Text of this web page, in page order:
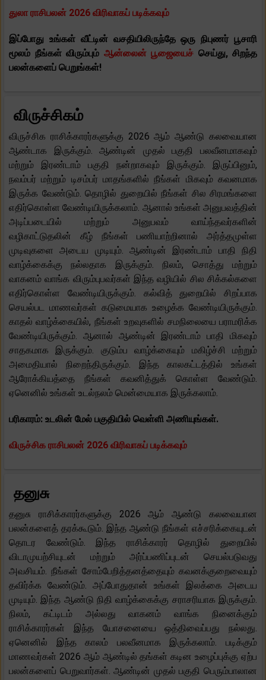
துலா ராசிபலன் 2026 விரிவாகப் படிக்கவும்
இப்போது உங்கள் வீட்டின் வசதியிலிருந்தே ஒரு நிபுணர் பூசாரி
மூலம் நீங்கள் விரும்பும் ஆன்லைன் பூஜையைச் செய்து, சிறந்த
பலன்களைப் பெறுங்கள்!
விருச்சிகம்
விருச்சிக ராசிக்காரர்களுக்கு 2026 ஆம் ஆண்டு கலவையான
ஆண்டாக இருக்கும். ஆண்டின் முதல் பகுதி பலவீனமாகவும்
மற்றும் இரண்டாம் பகுதி நன்றாகவும் இருக்கும். இருப்பினும்,
நவம்பர் மற்றும் டிசம்பர் மாதங்களில் நீங்கள் மிகவும் கவனமாக
இருக்க வேண்டும். தொழில் துறையில் நீங்கள் சில சிரமங்களை
எதிர்கொள்ள வேண்டியிருக்கலாம். ஆனால் உங்கள் அனுபவத்தின்
அடிப்படையில் மற்றும் அனுபவம் வாய்ந்தவர்களின்
வழிகாட்டுதலின் கீழ் நீங்கள் பணியாற்றினால் அர்த்தமுள்ள
முடிவுகளை அடைய முடியும். ஆண்டின் இரண்டாம் பாதி நிதி
வாழ்க்கைக்கு நல்லதாக இருக்கும். நிலம், சொத்து மற்றும்
வாகனம் வாங்க விரும்புபவர்கள் இந்த வழியில் சில சிக்கல்களை
எதிர்கொள்ள வேண்டியிருக்கும். கல்வித் துறையில் சிறப்பாக
செயல்பட மாணவர்கள் கடுமையாக உழைக்க வேண்டியிருக்கும்.
காதல் வாழ்க்கையில், நீங்கள் உறவுகளில் சமநிலையை பராமரிக்க
வேண்டியிருக்கும். ஆனால் ஆண்டின் இரண்டாம் பாதி மிகவும்
சாதகமாக இருக்கும். குடும்ப வாழ்க்கையும் மகிழ்ச்சி மற்றும்
அமைதியால் நிறைந்திருக்கும். இந்த காலகட்டத்தில் உங்கள்
ஆரோக்கியத்தை நீங்கள் கவனித்துக் கொள்ள வேண்டும்.
ஏனெனில் உங்கள் உடல்நலம் மென்மையாக இருக்கலாம்.
பரிகாரம்: உடலின் மேல் பகுதியில் வெள்ளி அணியுங்கள்.
விருச்சிக ராசிபலன் 2026 விரிவாகப் படிக்கவும்
தனுசு
தனுசு ராசிக்காரர்களுக்கு 2026 ஆம் ஆண்டு கலவையான
பலன்களைத் தரக்கூடும். இந்த ஆண்டு நீங்கள் எச்சரிக்கையுடன்
தொடர வேண்டும். இந்த ராசிக்காரர் தொழில் துறையில்
விடாமுயற்சியுடன் மற்றும் அர்ப்பணிப்புடன் செயல்படுவது
அவசியம். நீங்கள் சோம்பேறித்தனத்தையும் கவனக்குறைவையும்
தவிர்க்க வேண்டும். அப்போதுதான் உங்கள் இலக்கை அடைய
முடியும். இந்த ஆண்டு நிதி வாழ்க்கைக்கு சராசரியாக இருக்கும்.
நிலம், கட்டிடம் அல்லது வாகனம் வாங்க நினைக்கும்
ராசிக்காரர்கள் இந்த யோசனையை ஒத்திவைப்பது நல்லது.
ஏனெனில் இந்த காலம் பலவீனமாக இருக்கலாம். படிக்கும்
மாணவர்கள் 2026 ஆம் ஆண்டில் தங்கள் கடின உழைப்புக்கு ஏற்ப
பலன்களைப் பெறுவார்கள். ஆண்டின் முதல் பகுதி பெரும்பாலான